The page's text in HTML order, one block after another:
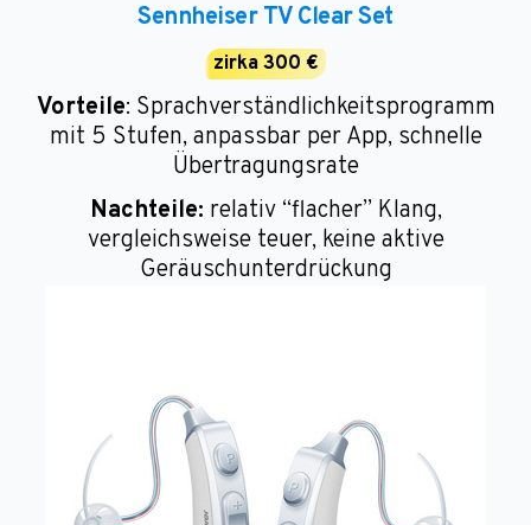
Sennheiser TV Clear Set
zirka 300 €
Vorteile: Sprachverständlichkeitsprogramm
mit 5 Stufen, anpassbar per App, schnelle
Übertragungsrate
Nachteile: relativ “flacher” Klang,
vergleichsweise teuer, keine aktive
Geräuschunterdrückung